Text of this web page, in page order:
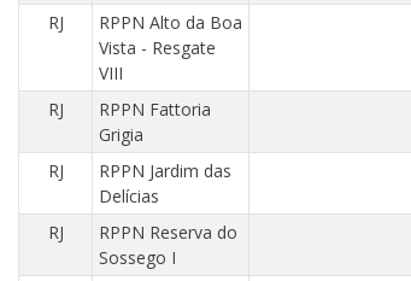
RJ
RPPN Alto da Boa
Vista - Resgate
VIII
RJ
RPPN Fattoria
Grigia
RJ
RPPN Jardim das
Delícias
RJ
RPPN Reserva do
Sossego I